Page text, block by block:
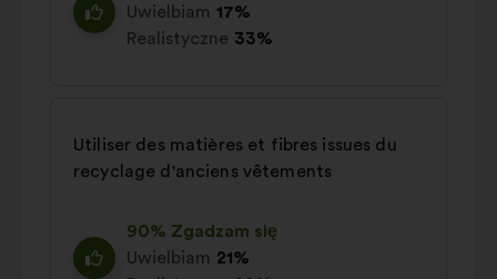
Uwielbiam 17%
Realistyczne 33%
Utiliser des matières et fibres issues du
recyclage d'anciens vêtements
90% Zgadzam się
Uwielbiam 21%